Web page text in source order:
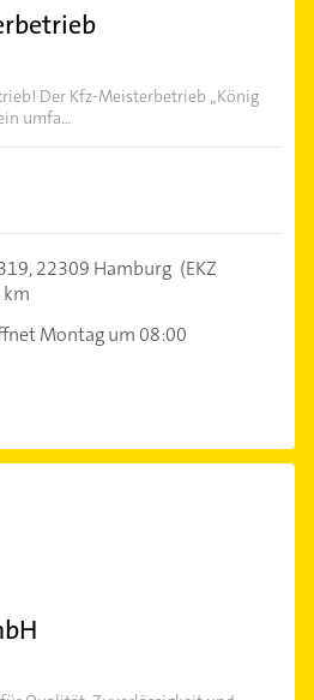
Der Kfz-Meisterbetrieb „König
umfa...
22309 Hamburg (EKZ
km
Montag um 08:00